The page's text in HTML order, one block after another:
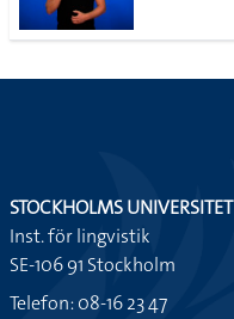
STOCKHOLMS UNIVERSITET
Inst. för lingvistik
SE-106 91 Stockholm
Telefon: 08-16 23 47